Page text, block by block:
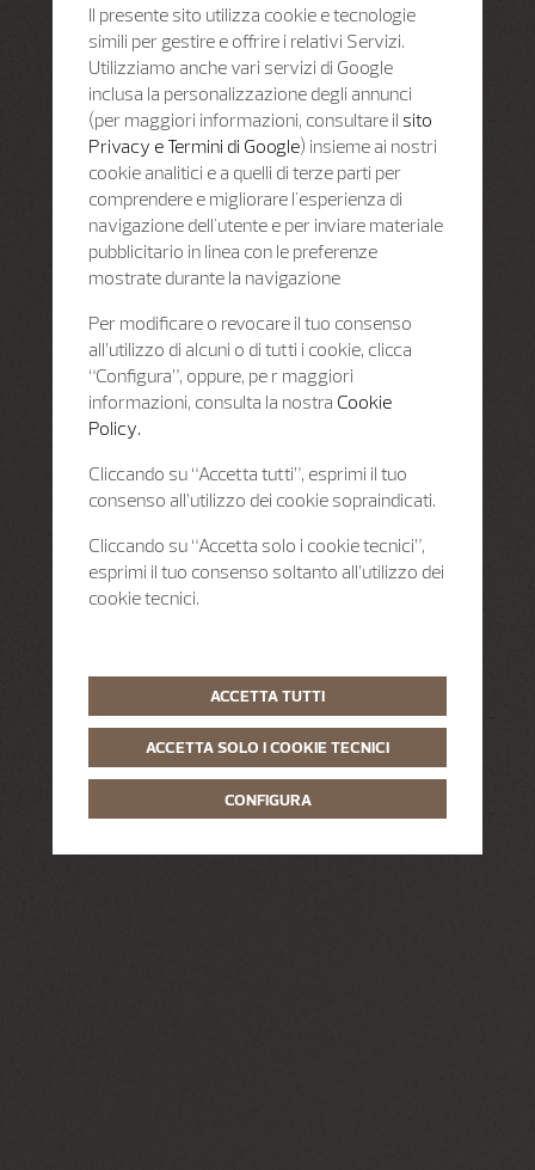
Il presente sito utilizza cookie e tecnologie
simili per gestire e offrire i relativi Servizi.
Utilizziamo anche vari servizi di Google
inclusa la personalizzazione degli annunci
(per maggiori informazioni, consultare il sito
Privacy e Termini di Google) insieme ai nostri
cookie analitici e a quelli di terze parti per
comprendere e migliorare l'esperienza di
navigazione dell'utente e per inviare materiale
pubblicitario in linea con le preferenze
mostrate durante la navigazione
Per modificare o revocare il tuo consenso
all’utilizzo di alcuni o di tutti i cookie, clicca
“Configura”, oppure, pe r maggiori
informazioni, consulta la nostra Cookie
Policy.
Cliccando su “Accetta tutti”, esprimi il tuo
consenso all’utilizzo dei cookie sopraindicati.
Cliccando su “Accetta solo i cookie tecnici”,
esprimi il tuo consenso soltanto all’utilizzo dei
cookie tecnici.
ACCETTA TUTTI
ACCETTA SOLO I COOKIE TECNICI
CONFIGURA